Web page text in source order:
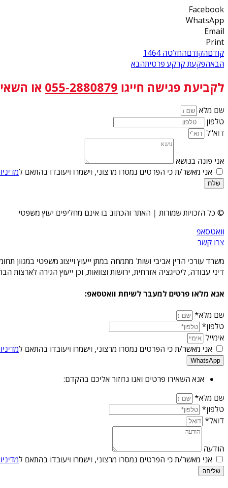
Facebook
WhatsApp
Email
Print
קודםהקודםהחלטה 1464
הבאהפקעת קרקע פרטיתהבא
לקביעת פגישה חייגו 055-2880879 או
שם מלא
טלפון
דוא"ל
אני פונה בנושא
אני מאשר/ת כי הפרטים נמסרו מרצוני, וישמרו ויעובדו בהתאם ל
שלח
© כל הזכויות שמורות | האתר והכתוב בו אינם מחליפים יעוץ משפטי
וואטסאפ
צרו קשר
משרד עורכי הדין אביבי ושות' מתמחה במתן ייעוץ וייצוג משפטי
דיני עבודה, ליטיגציה אזרחית, ירושות וצוואות, וכן ייעוץ הגירה
אנא מלאו פרטים למעבר לשיחת וואטסאפ:
שם מלא*
טלפון*
אימייל
אני מאשר/ת כי הפרטים נמסרו מרצוני, וישמרו ויעובדו בהתאם ל
WhatsApp
אנא השאירו פרטים ואנו נחזור אליכם בהקדם:
שם מלא*
טלפון*
דואל*
הודעה
אני מאשר/ת כי הפרטים נמסרו מרצוני, וישמרו ויעובדו בהתאם ל
שליחה